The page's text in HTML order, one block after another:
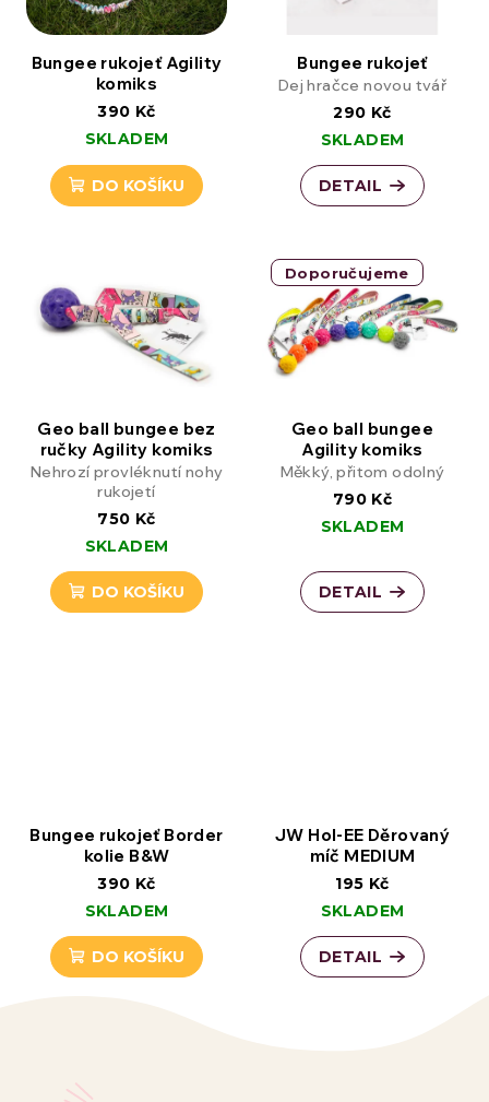
Bungee rukojeť Agility
komiks
390 Kč
SKLADEM
DO KOŠÍKU
Bungee rukojeť
Dej hračce novou tvář
290 Kč
SKLADEM
DETAIL
Geo ball bungee bez
ručky Agility komiks
Nehrozí provléknutí nohy
rukojetí
750 Kč
SKLADEM
DO KOŠÍKU
Doporučujeme
Geo ball bungee
Agility komiks
Měkký, přitom odolný
790 Kč
SKLADEM
DETAIL
Bungee rukojeť Border
kolie B&W
390 Kč
SKLADEM
DO KOŠÍKU
JW Hol-EE Děrovaný
míč MEDIUM
195 Kč
SKLADEM
DETAIL